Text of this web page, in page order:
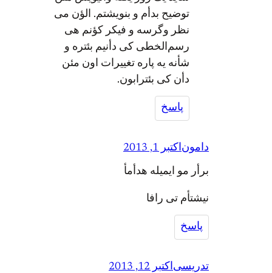
توضیح بدأم و بنویشتم. الؤن می
نظر وگرسه و فیکر کؤنم هی
رسم‌الخطی کی دأنیم بئتره و
شأنه یه پاره تغییرات اون مئن
دأن کی بئترابون.
پاسخ
داموناکتبر 1, 2013
برأر مو ایمیله هدأمأ
نیشتأم تی رافا
پاسخ
تدریسی اکتبر 12, 2013